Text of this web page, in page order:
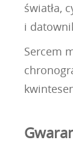
światła,
i
Sercem